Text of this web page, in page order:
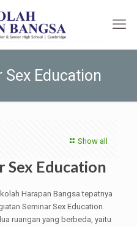
Sex Education
Show all
Sex Education
Harapan Bangsa tepatnya
Seminar Sex Education.
ruangan yang berbeda, yaitu